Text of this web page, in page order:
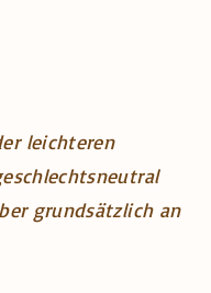
leichteren
grundsätzlich an